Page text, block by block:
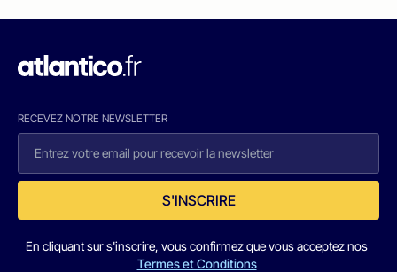
RECEVEZ NOTRE NEWSLETTER
S'INSCRIRE
En cliquant sur s'inscrire, vous confirmez que vous acceptez nos
Termes et Conditions